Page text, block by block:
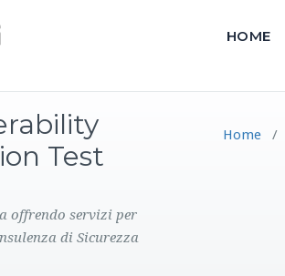
HOME
Test
offrendo servizi per
di Sicurezza
Home /